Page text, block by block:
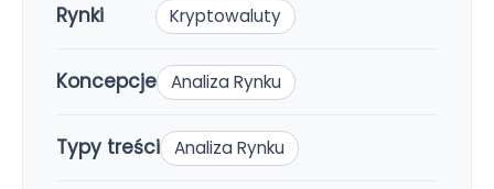
Rynki Kryptowaluty
Koncepcje Analiza Rynku
Typy treści Analiza Rynku